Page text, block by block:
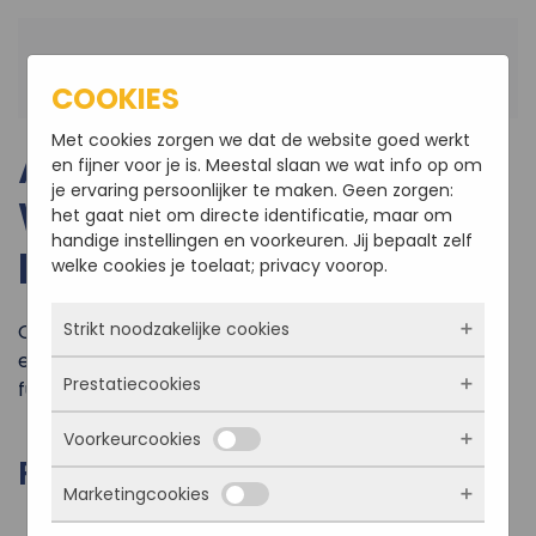
AANBOUW ERKER
WONING IN
ROOSENDAAL
Onlangs zijn we gestart met het plaatsen van een
erker aan een woning in Roosendaal. Inmiddels is de
fundering gelegd en de vloer gestort.
FOTO'S VAN HET PROJECT
COOKIES
Met cookies zorgen we dat de website goed werkt
en fijner voor je is. Meestal slaan we wat info op om
je ervaring persoonlijker te maken. Geen zorgen:
het gaat niet om directe identificatie, maar om
handige instellingen en voorkeuren. Jij bepaalt zelf
welke cookies je toelaat; privacy voorop.
Strikt noodzakelijke cookies
Deze cookies zorgen ervoor dat de website
überhaupt werkt. Ze zijn dus altijd actief en
kunnen niet worden uitgezet. Meestal worden
ze alleen geplaatst als jij iets doet, zoals
inloggen, een formulier invullen of je
privacyvoorkeuren opslaan. Je kunt je browser
Prestatiecookies
Met deze cookies zien we hoe vaak onze site
bezocht wordt, waar bezoekers vandaan
komen en welke pagina’s populair zijn. Zo
kunnen we de website blijven verbeteren.
Voorkeurcookies
Deze cookies onthouden jouw voorkeuren.
Bijvoorbeeld taalkeuze of ingevulde gegevens.
Marketingcookies